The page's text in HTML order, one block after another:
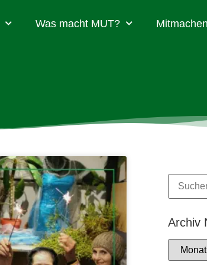
Was macht MUT?
Archiv